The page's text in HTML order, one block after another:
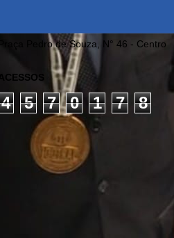
Praça Pedro de Souza, N° 46 - Centro
ACESSOS
4 5 7 0 1 7 8